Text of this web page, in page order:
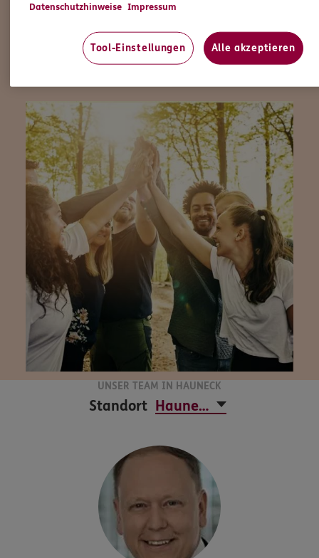
Lass uns gemeinsam Großes erreichen!
UNSER TEAM IN HAUNECK
Standort
Datenschutzhinweise Impressum
Tool-Einstellungen Alle akzeptieren